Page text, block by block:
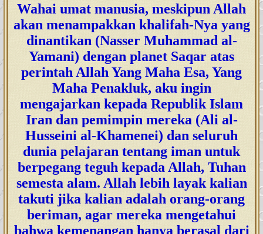
Wahai umat manusia, meskipun Allah
akan menampakkan khalifah-Nya yang
dinantikan (Nasser Muhammad al-
Yamani) dengan planet Saqar atas
perintah Allah Yang Maha Esa, Yang
Maha Penakluk, aku ingin
mengajarkan kepada Republik Islam
Iran dan pemimpin mereka (Ali al-
Husseini al-Khamenei) dan seluruh
dunia pelajaran tentang iman untuk
berpegang teguh kepada Allah, Tuhan
semesta alam. Allah lebih layak kalian
takuti jika kalian adalah orang-orang
beriman, agar mereka mengetahui
bahwa kemenangan hanya berasal dari